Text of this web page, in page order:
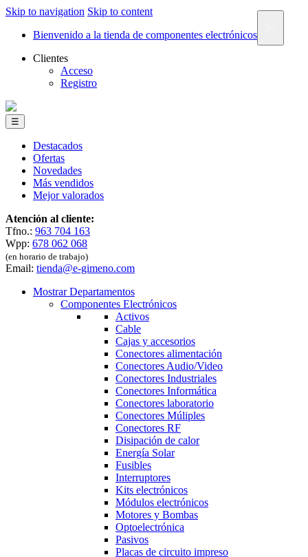
Skip to navigation Skip to content
Bienvenido a la tienda de componentes electrónicos
Clientes
Acceso
Registro
☰
Destacados
Ofertas
Novedades
Más vendidos
Mejor valorados
Atención al cliente:
Tfno.: 963 704 163
Wpp: 678 062 068
(en horario de trabajo)
Email: tienda@e-gimeno.com
Mostrar Departamentos
Componentes Electrónicos
Activos
Cable
Cajas y accesorios
Conectores alimentación
Conectores Audio/Video
Conectores Industriales
Conectores Informática
Conectores laboratorio
Conectores Múliples
Conectores RF
Disipación de calor
Energía Solar
Fusibles
Interruptores
Kits electrónicos
Módulos electrónicos
Motores y Bombas
Optoelectrónica
Pasivos
Placas de circuito impreso